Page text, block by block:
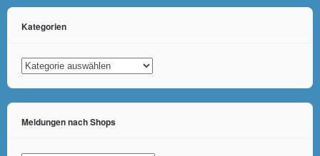
Kategorien
Kategorien
Meldungen nach Shops